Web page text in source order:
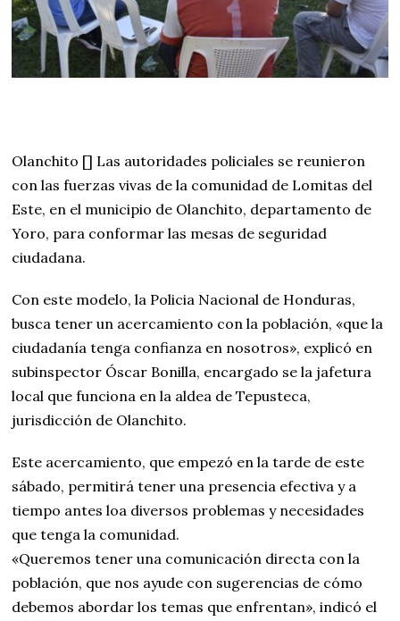
Olanchito [] Las autoridades policiales se reunieron
con las fuerzas vivas de la comunidad de Lomitas del
Este, en el municipio de Olanchito, departamento de
Yoro, para conformar las mesas de seguridad
ciudadana.
Con este modelo, la Policia Nacional de Honduras,
busca tener un acercamiento con la población, «que la
ciudadanía tenga confianza en nosotros», explicó en
subinspector Óscar Bonilla, encargado se la jafetura
local que funciona en la aldea de Tepusteca,
jurisdicción de Olanchito.
Este acercamiento, que empezó en la tarde de este
sábado, permitirá tener una presencia efectiva y a
tiempo antes loa diversos problemas y necesidades
que tenga la comunidad.
«Queremos tener una comunicación directa con la
población, que nos ayude con sugerencias de cómo
debemos abordar los temas que enfrentan», indicó el